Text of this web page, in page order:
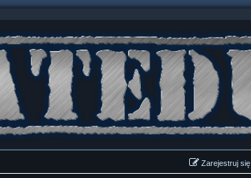
Zarejestruj się